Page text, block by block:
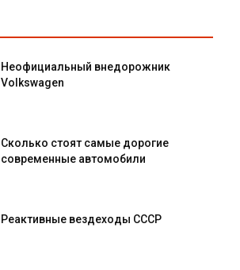
Неофициальный внедорожник
Volkswagen
Сколько стоят самые дорогие
современные автомобили
Реактивные вездеходы СССР